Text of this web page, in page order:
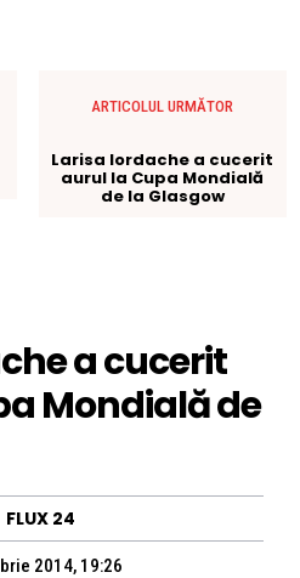
ARTICOLUL URMĂTOR
Larisa Iordache a cucerit
aurul la Cupa Mondială
de la Glasgow